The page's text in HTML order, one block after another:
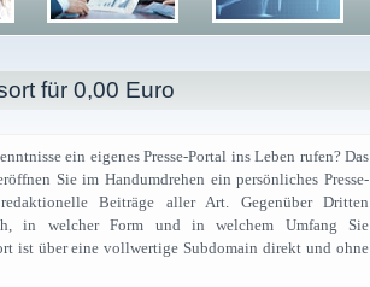
für 0,00 Euro
ein eigenes Presse-Portal ins Leben rufen? Das
Sie im Handumdrehen ein persönliches Presse-
Beiträge aller Art. Gegenüber Dritten
in welcher Form und in welchem Umfang Sie
ist über eine vollwertige Subdomain direkt und ohne